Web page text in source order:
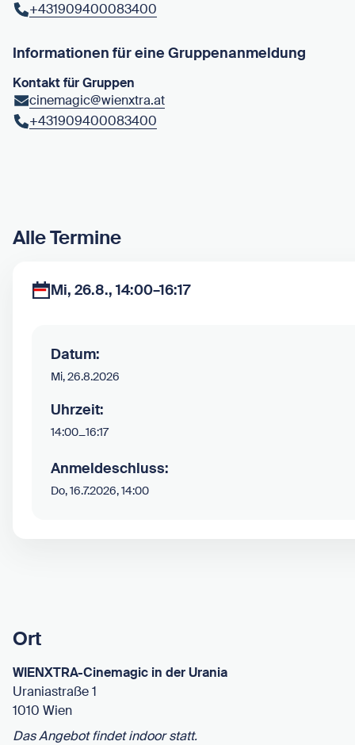
+431909400083400
Informationen für eine Gruppenanmeldung
Kontakt für Gruppen
cinemagic@wienxtra.at
+431909400083400
Alle Termine
Mi, 26.8., 14:00–16:17
Datum:
Mi, 26.8.2026
Uhrzeit:
14:00–16:17
Anmeldeschluss:
Do, 16.7.2026, 14:00
Ort
WIENXTRA-Cinemagic in der Urania
Uraniastraße 1
1010 Wien
Das Angebot findet indoor statt.